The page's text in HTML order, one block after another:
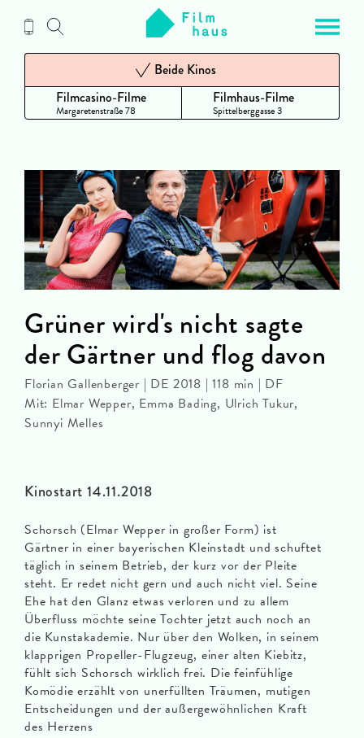
Inhalt
Filmcasino-Filme
Margaretenstraße 78
Beide Kinos
Filmhaus-Filme
Spittelberggasse 3
Kinostart 14.11.2018
Schorsch (Elmar Wepper in großer Form) ist
Gärtner in einer bayerischen Kleinstadt und schuftet
täglich in seinem Betrieb, der kurz vor der Pleite
steht. Er redet nicht gern und auch nicht viel. Seine
Ehe hat den Glanz etwas verloren und zu allem
Überfluss möchte seine Tochter jetzt auch noch an
die Kunstakademie. Nur über den Wolken, in seinem
klapprigen Propeller-Flugzeug, einer alten Kiebitz,
fühlt sich Schorsch wirklich frei. Die feinfühlige
Komödie erzählt von unerfüllten Träumen, mutigen
Entscheidungen und der außergewöhnlichen Kraft
des Herzens
Grüner wird's nicht sagte
der Gärtner und flog davon
Florian Gallenberger | DE 2018 | 118 min | DF
Mit: Elmar Wepper, Emma Bading, Ulrich Tukur,
Sunnyi Melles